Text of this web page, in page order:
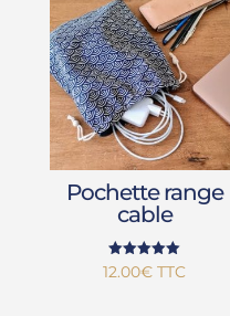
Pochette range
cable
Note
5.00
12.00€ TTC